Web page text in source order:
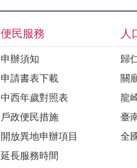
便民服務
申辦須知
申請書表下載
中西年歲對照表
戶政便民措施
開放異地申辦項目
延長服務時間
人
歸
關
龍
臺
全